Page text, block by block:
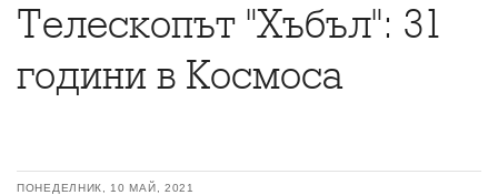
Телескопът "Хъбъл": 31
години в Космоса
ПОНЕДЕЛНИК, 10 МАЙ, 2021